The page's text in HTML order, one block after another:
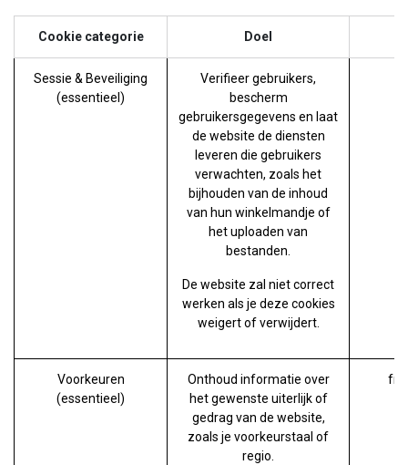
Cookie categorie Doel
Sessie & Beveiliging
(essentieel)
Verifieer gebruikers,
bescherm
gebruikersgegevens en laat
de website de diensten
leveren die gebruikers
verwachten, zoals het
bijhouden van de inhoud
van hun winkelmandje of
het uploaden van
bestanden.
De website zal niet correct
werken als je deze cookies
weigert of verwijdert.
Voorkeuren
(essentieel)
Onthoud informatie over
het gewenste uiterlijk of
gedrag van de website,
zoals je voorkeurstaal of
regio.